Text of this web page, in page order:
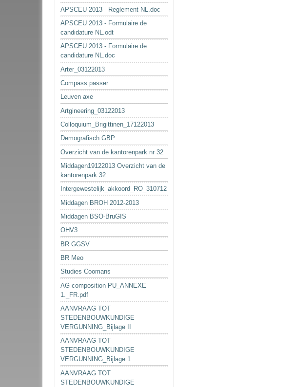
APSCEU 2013 - Reglement NL.doc
APSCEU 2013 - Formulaire de
candidature NL.odt
APSCEU 2013 - Formulaire de
candidature NL.doc
Arter_03122013
Compass passer
Leuven axe
Artgineering_03122013
Colloquium_Brigittinen_17122013
Demografisch GBP
Overzicht van de kantorenpark nr 32
Middagen19122013 Overzicht van de
kantorenpark 32
Intergewestelijk_akkoord_RO_310712
Middagen BROH 2012-2013
Middagen BSO-BruGIS
OHV3
BR GGSV
BR Meo
Studies Coomans
AG composition PU_ANNEXE
1._FR.pdf
AANVRAAG TOT
STEDENBOUWKUNDIGE
VERGUNNING_Bijlage II
AANVRAAG TOT
STEDENBOUWKUNDIGE
VERGUNNING_Bijlage 1
AANVRAAG TOT
STEDENBOUWKUNDIGE